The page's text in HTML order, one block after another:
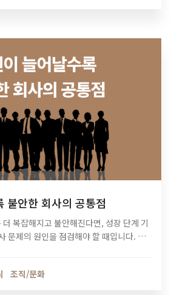
불안한 회사의 공통점
복잡해지고 불안해진다면, 성장 단계 기
문제의 원인을 점검해야 할 때입니다. 티
조직/문화